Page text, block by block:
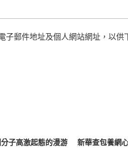
子郵件地址及個人網站網址，以供
子高激起態的漫游
新華查包養網